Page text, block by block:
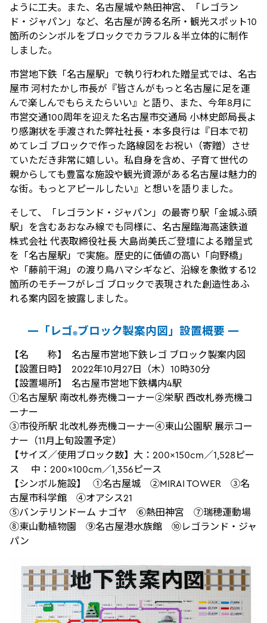
ように工夫。また、名古屋城や熱田神宮、「レゴラン
ド・ジャパン」など、名古屋が誇る名所・観光スポット10
箇所のシンボルをブロックでカラフル＆半立体的に制作
しました。
市営地下鉄「名古屋駅」で執り行われた贈呈式では、名古
屋市 河村たかし市長が『皆さんがもっと名古屋に足を運
んで楽しんでもらえたらいい』と語り、また、今年8月に
市営交通100周年を迎えた名古屋市交通局 小林史郎局長よ
り感謝状を手渡された弊社社長・本多良行は『日本で初
めてレゴ ブロックで作った路線図をお祝い（寄贈）させ
ていただき非常に嬉しい。私自身を含め、子育て世代の
親からしても豊富な施設や観光資源がある名古屋は魅力的
な街。もっとアピールしたい』と想いを語りました。
そして、「レゴランド・ジャパン」の最寄り駅「金城ふ頭
駅」を含むあおなみ線でも同様に、名古屋臨海高速鉄道
株式会社 代表取締役社長 大島尚美氏ご登壇による贈呈式
を「名古屋駅」で実施。歴史的に価値の高い「向野橋」
や「藤前干潟」の渡り鳥ハマシギなど、沿線を象徴する12
箇所のモチーフがレゴ ブロックで表現された創造性あふ
れる案内図を披露しました。
―「レゴ®ブロック製案内図」設置概要 ―
【名 称】 名古屋市営地下鉄レゴ ブロック製案内図
【設置日時】 2022年10月27日（木）10時30分
【設置場所】 名古屋市営地下鉄構内4駅
①名古屋駅 南改札券売機コーナー②栄駅 西改札券売機コ
ーナー
③市役所駅 北改札券売機コーナー④東山公園駅 展示コー
ナー（11月上旬設置予定）
【サイズ／使用ブロック数】大：200×150cm／1,528ピー
ス 中：200×100cm／1,356ピース
【シンボル施設】 ①名古屋城 ②MIRAI TOWER ③名
古屋市科学館 ④オアシス21
⑤バンテリンドーム ナゴヤ ⑥熱田神宮 ⑦瑞穂運動場
⑧東山動植物園 ⑨名古屋港水族館 ⑩レゴランド・ジャ
パン